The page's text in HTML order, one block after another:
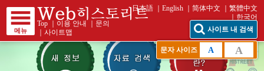
메뉴
Top 이용 안내
문의
｜사이트맵
日本語 English 简体中文
繁體中文
한국어
사이트 내 검색
문자 사이즈 A A